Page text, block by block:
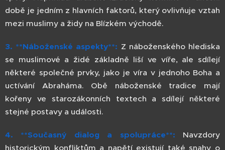
době je jedním z hlavních faktorů, který ovlivňuje vztah
mezi muslimy a židy na Blízkém východě.
3. **Náboženské aspekty**: Z náboženského hlediska
se muslimové a židé základně liší ve víře, ale sdílejí
některé společné prvky, jako je víra v jednoho Boha a
uctívání Abraháma. Obě náboženské tradice mají
kořeny ve starozákonních textech a sdílejí některé
stejné postavy a události.
4. **Současný dialog a spolupráce**: Navzdory
historickým konfliktům a napětí existují také snahy o